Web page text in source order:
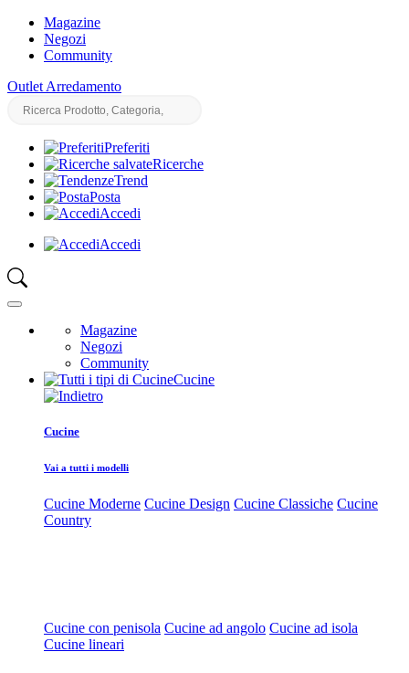
Magazine
Negozi
Community
Outlet Arredamento
Preferiti
Ricerche
Trend
Posta
Accedi
Accedi
Magazine
Negozi
Community
Cucine
Cucine
Vai a tutti i modelli
Cucine Moderne Cucine Design Cucine Classiche Cucine
Country
Cucine con penisola Cucine ad angolo Cucine ad isola
Cucine lineari